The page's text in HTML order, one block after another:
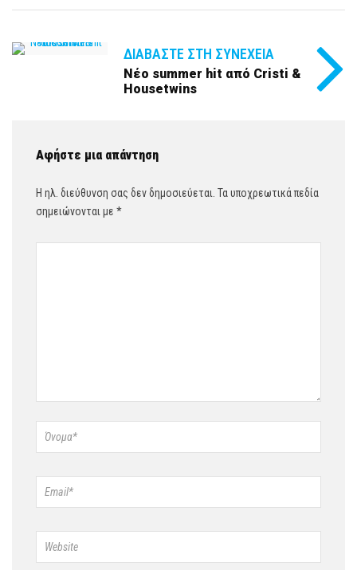
ΔΙΑΒΆΣΤΕ ΣΤΗ ΣΥΝΈΧΕΙΑ
Νέο summer hit από Cristi &
Housetwins
Αφήστε μια απάντηση
Η ηλ. διεύθυνση σας δεν δημοσιεύεται. Τα υποχρεωτικά πεδία
σημειώνονται με *